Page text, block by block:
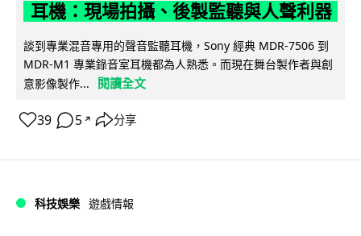
耳機：現場拍攝、後製監聽與人聲利器
談到專業混音專用的聲音監聽耳機，Sony 經典 MDR-7506 到
MDR-M1 專業錄音室耳機都為人熟悉。而現在舞台製作者與創
意影像製作...
閱讀全文
39 5 ↗ 分享
科技娛樂 遊戲情報